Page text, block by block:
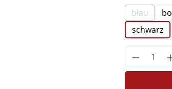
blau(Diese
schwarz